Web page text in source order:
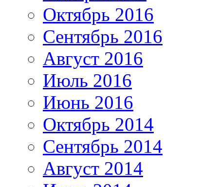
Октябрь 2016
Сентябрь 2016
Август 2016
Июль 2016
Июнь 2016
Октябрь 2014
Сентябрь 2014
Август 2014